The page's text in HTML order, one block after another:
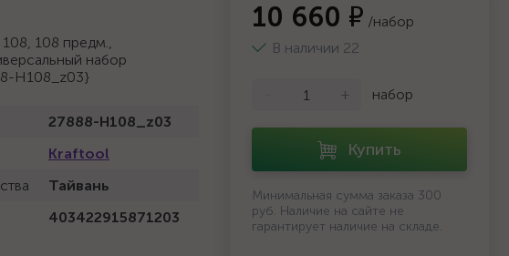
108 предм.,
набор
H108_z03}
27888-H108_z03
Kraftool
Тайвань
403422915871203
10 660 ₽ /набор
В наличии 22
+ набор
Купить
Минимальная сумма заказа 300
руб. Наличие на сайте не
гарантирует наличие на складе.